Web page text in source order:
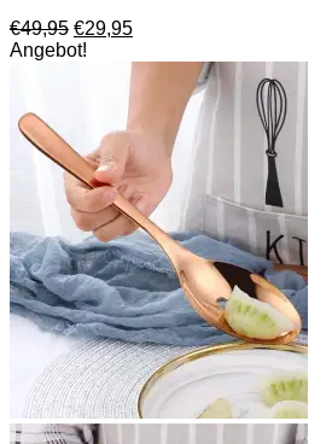
€49,95 Ursprünglicher
Preis
€49,95
€29,95Aktueller
€29,95.
Angebot!